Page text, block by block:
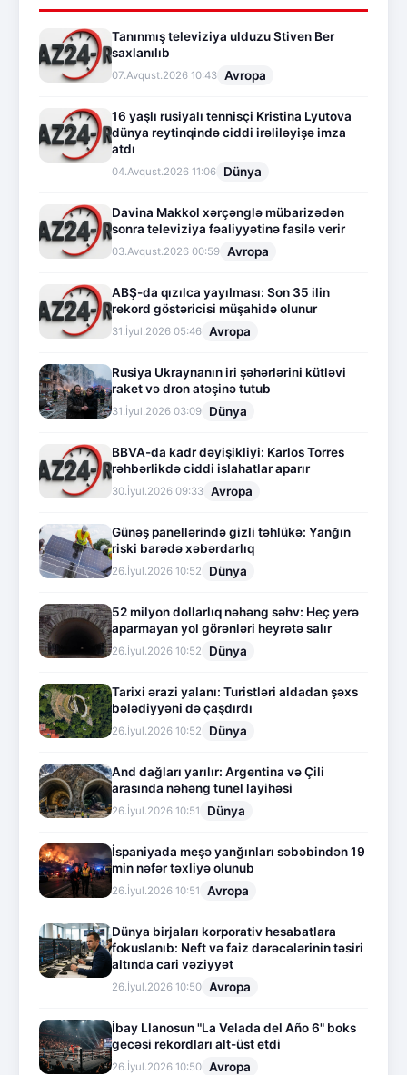
Tanınmış televiziya ulduzu Stiven Ber
saxlanılıb
07.Avqust.2026 10:43 Avropa
16 yaşlı rusiyalı tennisçi Kristina Lyutova
dünya reytinqində ciddi irəliləyişə imza
atdı
04.Avqust.2026 11:06 Dünya
Davina Makkol xərçənglə mübarizədən
sonra televiziya fəaliyyətinə fasilə verir
03.Avqust.2026 00:59 Avropa
ABŞ-da qızılca yayılması: Son 35 ilin
rekord göstəricisi müşahidə olunur
31.İyul.2026 05:46 Avropa
Rusiya Ukraynanın iri şəhərlərini kütləvi
raket və dron atəşinə tutub
31.İyul.2026 03:09 Dünya
BBVA-da kadr dəyişikliyi: Karlos Torres
rəhbərlikdə ciddi islahatlar aparır
30.İyul.2026 09:33 Avropa
Günəş panellərində gizli təhlükə: Yanğın
riski barədə xəbərdarlıq
26.İyul.2026 10:52 Dünya
52 milyon dollarlıq nəhəng səhv: Heç yerə
aparmayan yol görənləri heyrətə salır
26.İyul.2026 10:52 Dünya
Tarixi ərazi yalanı: Turistləri aldadan şəxs
bələdiyyəni də çaşdırdı
26.İyul.2026 10:52 Dünya
And dağları yarılır: Argentina və Çili
arasında nəhəng tunel layihəsi
26.İyul.2026 10:51 Dünya
İspaniyada meşə yanğınları səbəbindən 19
min nəfər təxliyə olunub
26.İyul.2026 10:51 Avropa
Dünya birjaları korporativ hesabatlara
fokuslanıb: Neft və faiz dərəcələrinin təsiri
altında cari vəziyyət
26.İyul.2026 10:50 Avropa
İbay Llanosun "La Velada del Año 6" boks
gecəsi rekordları alt-üst etdi
26.İyul.2026 10:50 Avropa